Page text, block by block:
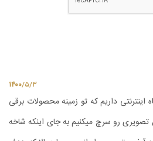
۱۴۰۰/۵/۳
داریم که تو زمینه محصولات برقی
رو سرچ میکنیم به جای اینکه شاخه